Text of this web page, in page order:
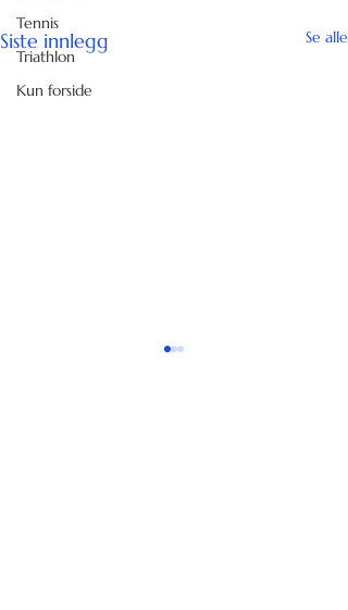
Tennis
Triathlon
Kun forside
Siste innlegg Se alle